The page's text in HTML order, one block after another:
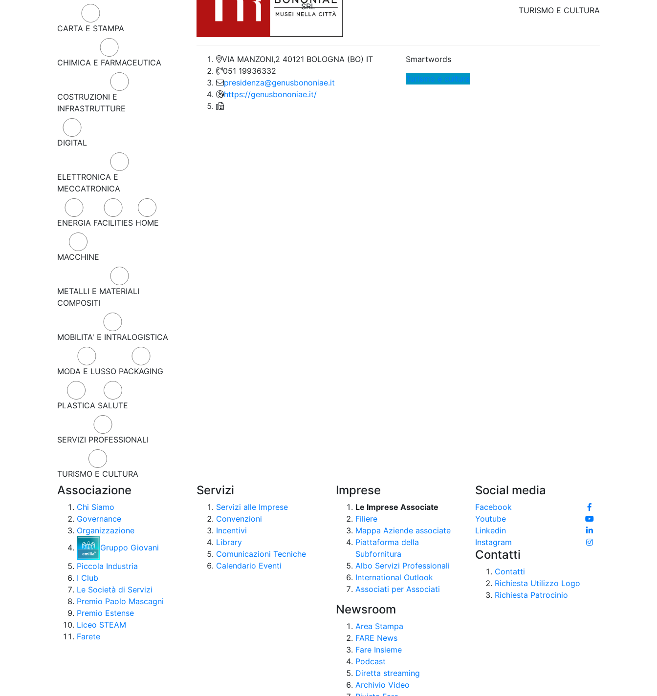
CARTA E STAMPA
CHIMICA E FARMACEUTICA
COSTRUZIONI E
INFRASTRUTTURE
DIGITAL
ELETTRONICA E
MECCATRONICA
ENERGIA FACILITIES HOME
MACCHINE
METALLI E MATERIALI
COMPOSITI
MOBILITA' E INTRALOGISTICA
MODA E LUSSO PACKAGING
PLASTICA SALUTE
SERVIZI PROFESSIONALI
TURISMO E CULTURA
SRL
TURISMO E CULTURA
VIA MANZONI,2 40121 BOLOGNA (BO) IT
051 19936332
presidenza@genusbononiae.it
https://genusbononiae.it/
Smartwords
Turismo e cultura
Associazione
Chi Siamo
Governance
Organizzazione
Gruppo Giovani
Piccola Industria
I Club
Le Società di Servizi
Premio Paolo Mascagni
Premio Estense
Liceo STEAM
Farete
Servizi
Servizi alle Imprese
Convenzioni
Incentivi
Library
Comunicazioni Tecniche
Calendario Eventi
Imprese
Le Imprese Associate
Filiere
Mappa Aziende associate
Piattaforma della
Subfornitura
Albo Servizi Professionali
International Outlook
Associati per Associati
Newsroom
Area Stampa
FARE News
Fare Insieme
Podcast
Diretta streaming
Archivio Video
Social media
Facebook
Youtube
Linkedin
Instagram
Contatti
Contatti
Richiesta Utilizzo Logo
Richiesta Patrocinio